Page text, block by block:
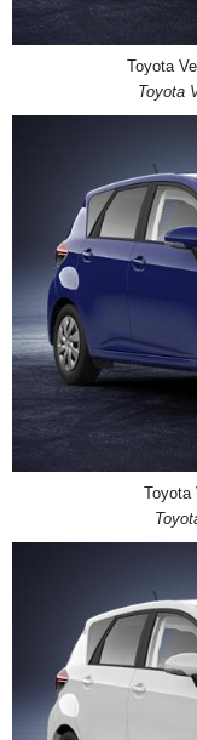
Toyota
Toyota
Toyota